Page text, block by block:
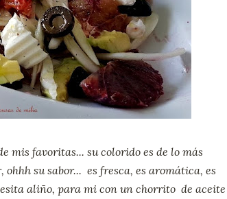
mis favoritas... su colorido es de lo más
su sabor... es fresca, es aromática, es
aliño, para mi con un chorrito de aceite